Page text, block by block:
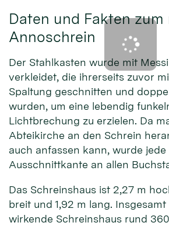
Daten und Fakten zum
Annoschrein
Der Stahlkasten wurde mit
verkleidet, die ihrerseits zuvor
Spaltung geschnitten und
wurden, um eine lebendig
Lichtbrechung zu erzielen. Da
Abteikirche an den Schrein
auch anfassen kann, wurde
Ausschnittkante an allen
Das Schreinshaus ist 2,27 m
breit und 1,92 m lang.
wirkende Schreinshaus rund